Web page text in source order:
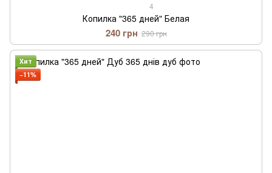
4
Копилка "365 дней" Белая
240 грн 290 грн
Хит
−11%